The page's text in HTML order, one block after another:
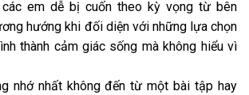
em dễ bị cuốn theo kỳ vọng từ bên
hướng khi đối diện với những lựa chọn
thành cảm giác sống mà không hiểu vì
nhớ nhất không đến từ một bài tập hay